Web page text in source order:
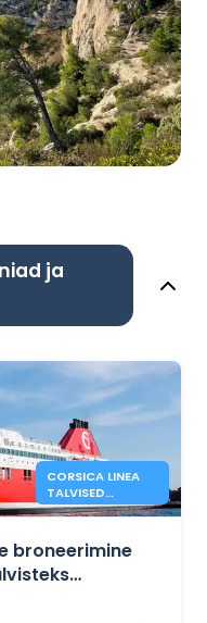
ja
CORSICA LINEA
TALVISED
PARVLAEVAD
TUNISE VAHEL
broneerimine
vahel.